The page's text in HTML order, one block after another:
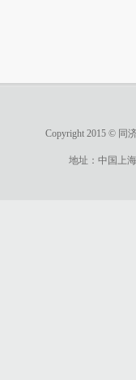
Copyright 2015 © 同
地址：中国上